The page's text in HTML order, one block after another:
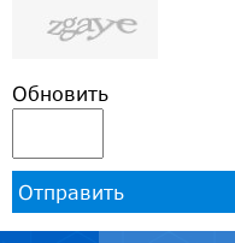
Обновить
Отправить